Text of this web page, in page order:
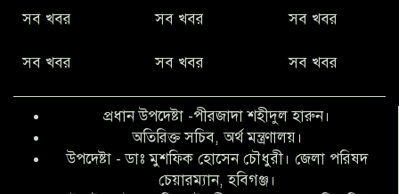
কিবরিয়া
বৃত্তি পরীক্ষার সুযোগ করে দিলেন প্রধান শিক্ষক
ফারুক মাস্টার
আব্দুল হক তালুকদার ফাউন্ডেশন মানবতার
শিকড় ছুঁই ছুঁই,ফরজুন আক্তার মনি
সব খবর সব খবর সব খবর
সব খবর সব খবর সব খবর
প্রধান উপদেষ্টা -পীরজাদা শহীদুল হারুন।
অতিরিক্ত সচিব, অর্থ মন্ত্রণালয়।
উপদেষ্টা - ডাঃ মুশফিক হোসেন চৌধুরী। জেলা পরিষদ
চেয়ারম্যান, হবিগঞ্জ।